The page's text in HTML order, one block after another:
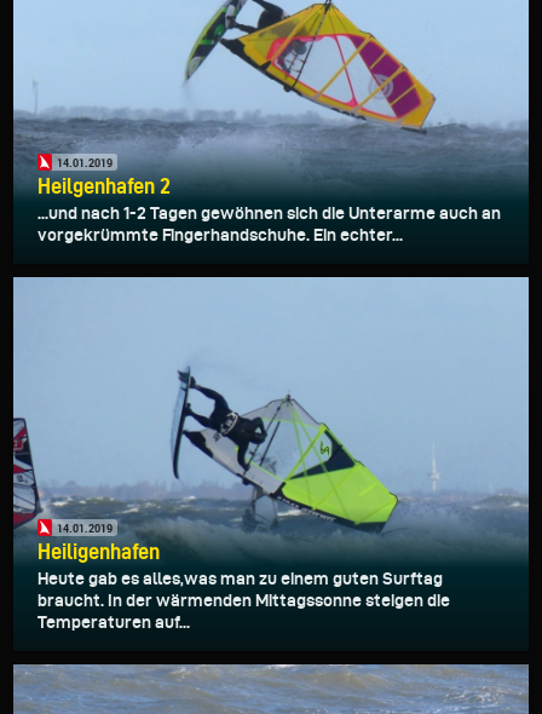
14.01.2019
Heilgenhafen 2
...und nach 1-2 Tagen gewöhnen sich die Unterarme auch an
vorgekrümmte Fingerhandschuhe. Ein echter...
14.01.2019
Heiligenhafen
Heute gab es alles,was man zu einem guten Surftag
braucht. In der wärmenden Mittagssonne steigen die
Temperaturen auf...